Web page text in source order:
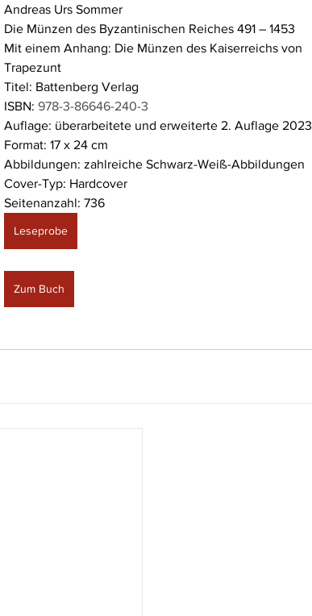
Andreas Urs Sommer
Die Münzen des Byzantinischen Reiches 491 – 1453
Mit einem Anhang: Die Münzen des Kaiserreichs von
Trapezunt
Titel: Battenberg Verlag
ISBN: 978-3-86646-240-3
Auflage: überarbeitete und erweiterte 2. Auflage 2023
Format: 17 x 24 cm
Abbildungen: zahlreiche Schwarz-Weiß-Abbildungen
Cover-Typ: Hardcover
Seitenanzahl: 736
Leseprobe
Zum Buch